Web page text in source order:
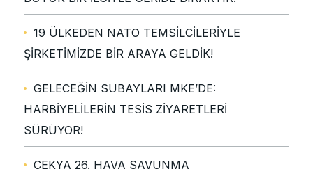
19 ÜLKEDEN NATO TEMSİLCİLERİYLE
ŞİRKETİMİZDE BİR ARAYA GELDİK!
GELECEĞİN SUBAYLARI MKE’DE:
HARBİYELİLERİN TESİS ZİYARETLERİ
SÜRÜYOR!
ÇEKYA 26. HAVA SAVUNMA